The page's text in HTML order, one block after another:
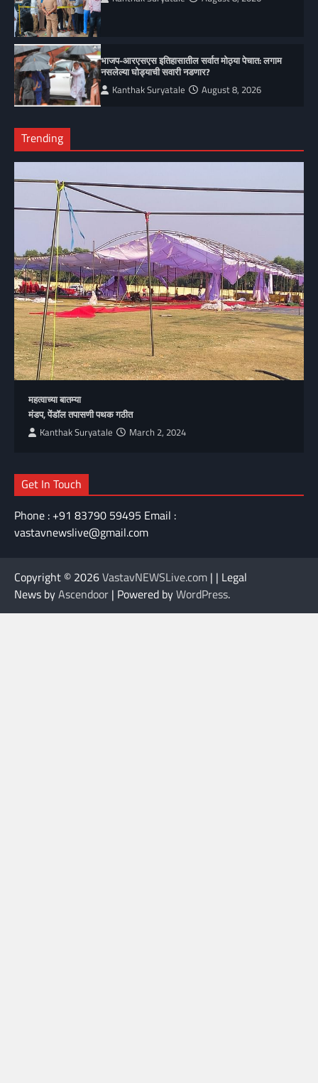
भाजप-आरएसएस इतिहासातील सर्वात मोठ्या पेचात: लगाम
नसलेल्या घोड्याची सवारी नडणार?
Kanthak Suryatale August 8, 2026
Trending
महत्वाच्या बातम्या
मंडप, पेंडॉल तपासणी पथक गठीत
Kanthak Suryatale March 2, 2024
Get In Touch
Phone : +91 83790 59495 Email :
vastavnewslive@gmail.com
Copyright © 2026VastavNEWSLive.com | | Legal
News byAscendoor | Powered byWordPress.